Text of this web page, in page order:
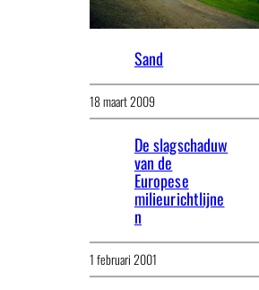
Sand
18 maart 2009
De slagschaduw
van de
Europese
milieurichtlijne
n
1 februari 2001